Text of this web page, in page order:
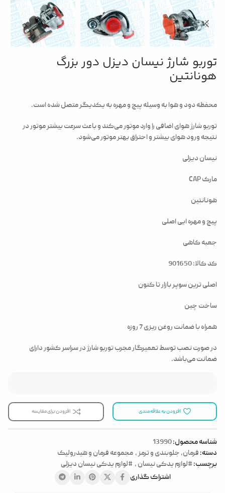
توربو شارژ نیسان دیزل دور بزرگ
هونانتین
محفظه دود و هوا به وسیله پیچ و مهره به یکدیگر متصل شده است.
توربو شارژ هوای اضافی را وارد موتور می‌کند و باعث سرعت بیشتر موتور در
نتیجه ورود هوای بیشتر و احتراق بهتر موتور می‌شود.
نیسان دیزلی
مارک CAP
هونانتین
پیچ و مهره ایی اصلی
جعبه کاهی
کد کالا: 901650
اصلی ترین سوپر بازار تا کنون
ساخت چین
همراه با ضمانت روغن ریزی 7 روزه
در صورت نصب توسط تعمیرگار مجرب توربو شارژ در سراسر کشور دارای
ضمانت می‌باشد.
افزودن به علاقه مندی افزودن برای مقایسه
شناسه محصول:13990
دسته: فرمان، جلوبندی و ترمز, مجموعه فرمان و هیدرولیک
برچسب:#لوازم یدکی نیسان , #لوازم یدکی نیسان دیزلی
اشتراک گذاری